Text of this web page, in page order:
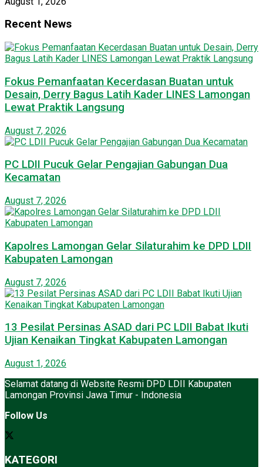
Recent News
Fokus Pemanfaatan Kecerdasan Buatan untuk
Desain, Derry Bagus Latih Kader LINES Lamongan
Lewat Praktik Langsung
August 7, 2026
PC LDII Pucuk Gelar Pengajian Gabungan Dua
Kecamatan
August 7, 2026
Kapolres Lamongan Gelar Silaturahim ke DPD LDII
Kabupaten Lamongan
August 7, 2026
13 Pesilat Persinas ASAD dari PC LDII Babat Ikuti
Ujian Kenaikan Tingkat Kabupaten Lamongan
August 1, 2026
Selamat datang di Website Resmi DPD LDII Kabupaten
Lamongan Provinsi Jawa Timur - Indonesia
Follow Us
KATEGORI